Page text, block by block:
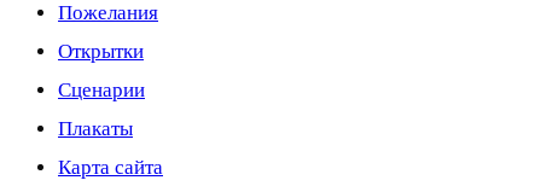
Пожелания
Открытки
Сценарии
Плакаты
Карта сайта